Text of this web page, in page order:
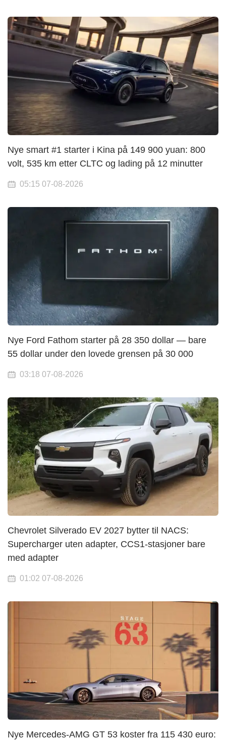
Nye smart #1 starter i Kina på 149 900 yuan: 800
volt, 535 km etter CLTC og lading på 12 minutter
05:15 07-08-2026
Nye Ford Fathom starter på 28 350 dollar — bare
55 dollar under den lovede grensen på 30 000
03:18 07-08-2026
Chevrolet Silverado EV 2027 bytter til NACS:
Supercharger uten adapter, CCS1-stasjoner bare
med adapter
01:02 07-08-2026
Nye Mercedes-AMG GT 53 koster fra 115 430 euro: